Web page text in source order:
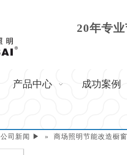
20年专
产品中心 成功案例
公司新闻 ▶ » 商场照明节能改造橱